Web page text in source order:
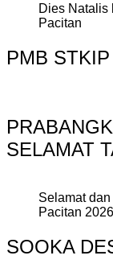
Dies Natalis
Pacitan
PMB
SELAMAT
Selamat
Pacitan
SOOKA